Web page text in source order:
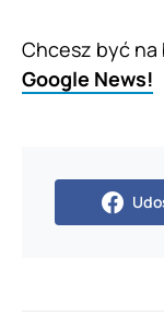
Chcesz być na
Google News!